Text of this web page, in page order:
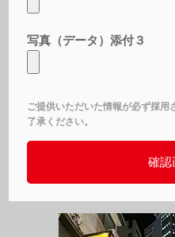
写真（データ）添付３
ご提供いただいた情報が必ず採用
了承ください。